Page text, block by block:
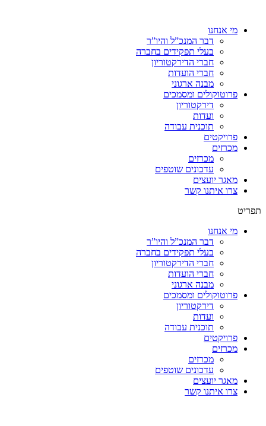
מי אנחנו
דבר המנכ”ל והיו”ר
בעלי תפקידים בחברה
חברי הדירקטוריון
חברי הועדות
מבנה ארגוני
פרוטוקולים ומסמכים
דירקטוריון
ועדות
תוכנית עבודה
פרויקטים
מכרזים
מכרזים
עדכונים שוטפים
מאגר יועצים
צרו איתנו קשר
תפריט
מי אנחנו
דבר המנכ”ל והיו”ר
בעלי תפקידים בחברה
חברי הדירקטוריון
חברי הועדות
מבנה ארגוני
פרוטוקולים ומסמכים
דירקטוריון
ועדות
תוכנית עבודה
פרויקטים
מכרזים
מכרזים
עדכונים שוטפים
מאגר יועצים
צרו איתנו קשר